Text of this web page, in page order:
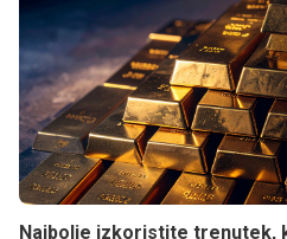
Najbolje izkoristite trenutek,